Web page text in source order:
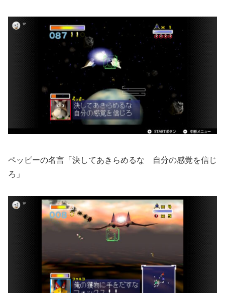
ペッピーの名言「決してあきらめるな 自分の感覚を信じ
ろ」